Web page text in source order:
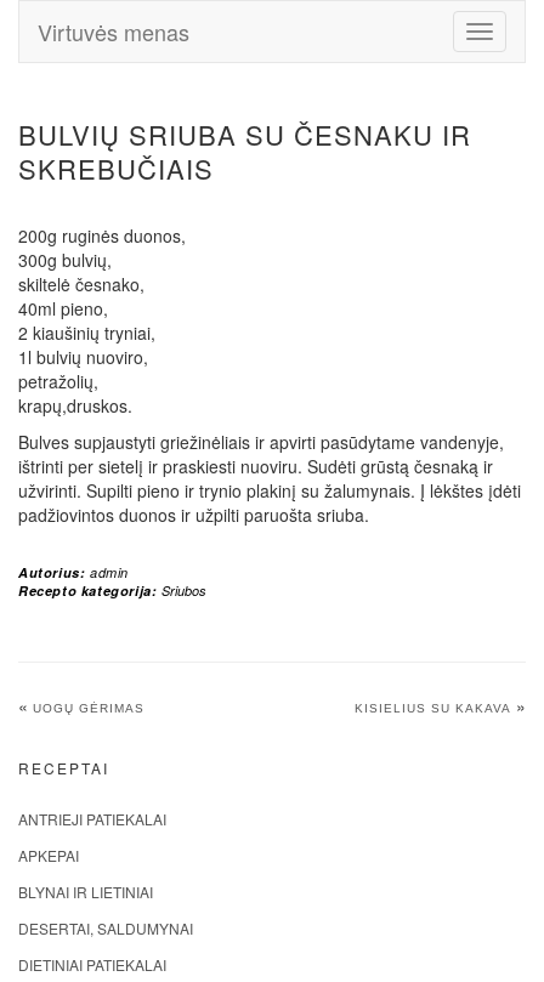
Toggle
Virtuvės menas
BULVIŲ SRIUBA SU ČESNAKU IR
SKREBUČIAIS
200g ruginės duonos,
300g bulvių,
skiltelė česnako,
40ml pieno,
2 kiaušinių tryniai,
1l bulvių nuoviro,
petražolių,
krapų,druskos.
Bulves supjaustyti griežinėliais ir apvirti pasūdytame vandenyje,
ištrinti per sietelį ir praskiesti nuoviru. Sudėti grūstą česnaką ir
užvirinti. Supilti pieno ir trynio plakinį su žalumynais. Į lėkštes įdėti
padžiovintos duonos ir užpilti paruošta sriuba.
Autorius: admin
Recepto kategorija: Sriubos
« UOGŲ GĖRIMAS KISIELIUS SU KAKAVA »
RECEPTAI
ANTRIEJI PATIEKALAI
APKEPAI
BLYNAI IR LIETINIAI
DESERTAI, SALDUMYNAI
DIETINIAI PATIEKALAI